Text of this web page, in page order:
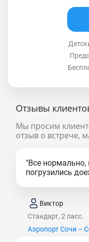
Отзывы
Мы просим
отзыв о встрече,
"Все нормально,
погрузились
Виктор
Стандарт, 2 пасс.
Аэропорт Сочи –